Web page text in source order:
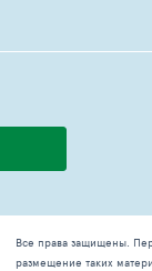
Все права защищены.
размещение таких